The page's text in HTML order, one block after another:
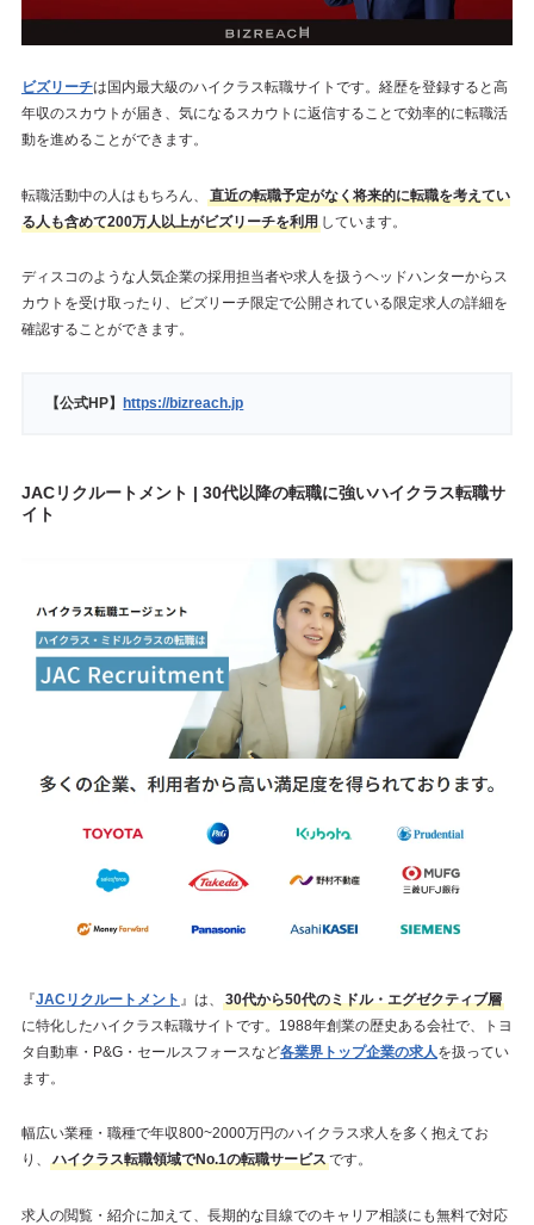
ビズリーチは国内最大級のハイクラス転職サイトです。経歴を登録すると高
年収のスカウトが届き、気になるスカウトに返信することで効率的に転職活
動を進めることができます。
転職活動中の人はもちろん、
直近の転職予定がなく将来的に転職を考えてい
る人も含めて200万人以上がビズリーチを利用 しています。
ディスコのような人気企業の採用担当者や求人を扱うヘッドハンターからス
カウトを受け取ったり、ビズリーチ限定で公開されている限定求人の詳細を
確認することができます。
【公式HP】 https://bizreach.jp
JACリクルートメント | 30代以降の転職に強いハイクラス転職サ
イト
『JACリクルートメント 』は、
30代から50代のミドル・エグゼクティブ層
に特化したハイクラス転職サイトです。1988年創業の歴史ある会社で、トヨ
タ自動車・P&G・セールスフォースなど各業界トップ企業の求人 を扱ってい
ます。
幅広い業種・職種で年収800~2000万円のハイクラス求人を多く抱えてお
り、
ハイクラス転職領域でNo.1の転職サービスです。
求人の閲覧・紹介に加えて、長期的な目線でのキャリア相談にも無料で対応